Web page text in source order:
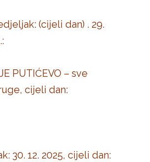
(cijeli dan) . 29.
PUTIĆEVO – sve
cijeli dan:
30. 12. 2025, cijeli dan: